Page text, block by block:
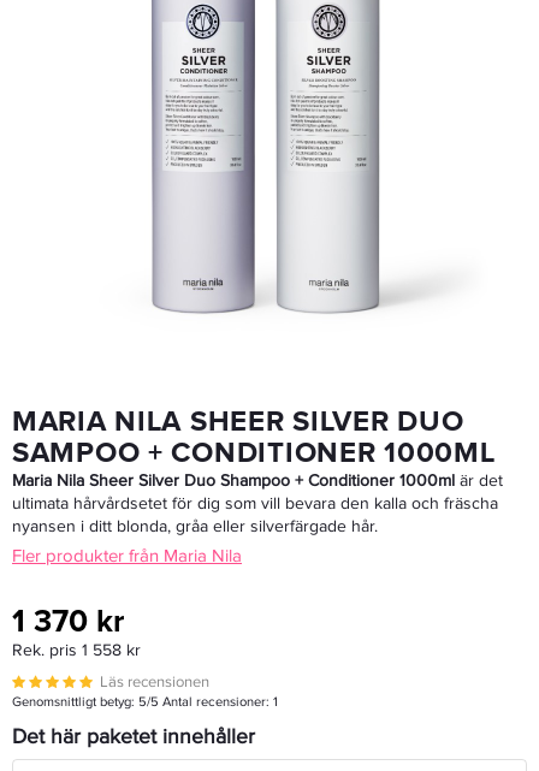
Maria Nila Head & Hair Heal Trio
LÄGG I VARUKORGEN
MARIA NILA SHEER SILVER DUO
SAMPOO + CONDITIONER 1000ML
Maria Nila Sheer Silver Duo Shampoo + Conditioner 1000ml är det
ultimata hårvårdsetet för dig som vill bevara den kalla och fräscha
nyansen i ditt blonda, gråa eller silverfärgade hår.
Fler produkter från Maria Nila
1 370 kr
Rek. pris 1 558 kr
Läs recensionen
Genomsnittligt betyg: 5/5 Antal recensioner: 1
Det här paketet innehåller